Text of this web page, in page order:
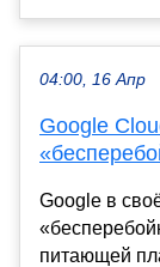
04:00, 16 Апр
Google
Google в
питающей